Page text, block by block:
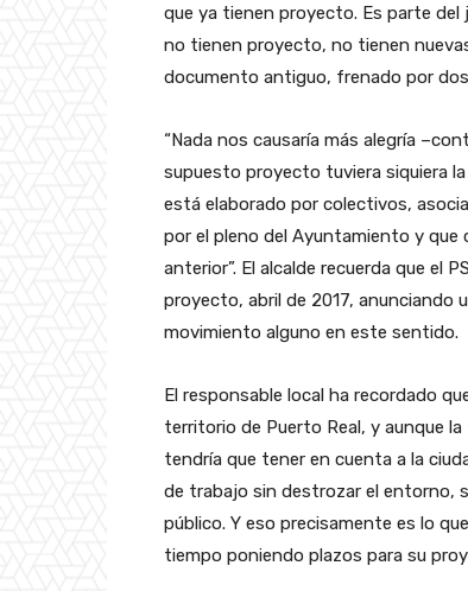
que ya tienen proyecto. Es parte
no tienen proyecto, no tienen
documento antiguo, frenado por dos
“Nada nos causaría más alegría
supuesto proyecto tuviera siquiera
está elaborado por colectivos,
por el pleno del Ayuntamiento y
anterior”. El alcalde recuerda que el
proyecto, abril de 2017, anunciando
movimiento alguno en este sentido.
El responsable local ha recordado
territorio de Puerto Real, y aunque
tendría que tener en cuenta a la
de trabajo sin destrozar el entorno,
público. Y eso precisamente es lo
tiempo poniendo plazos para su